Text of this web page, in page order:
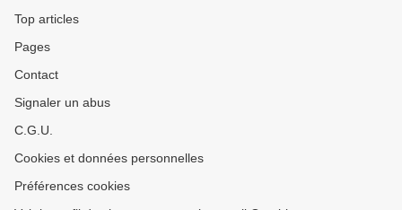
Top articles
Pages
Contact
Signaler un abus
C.G.U.
Cookies et données personnelles
Préférences cookies